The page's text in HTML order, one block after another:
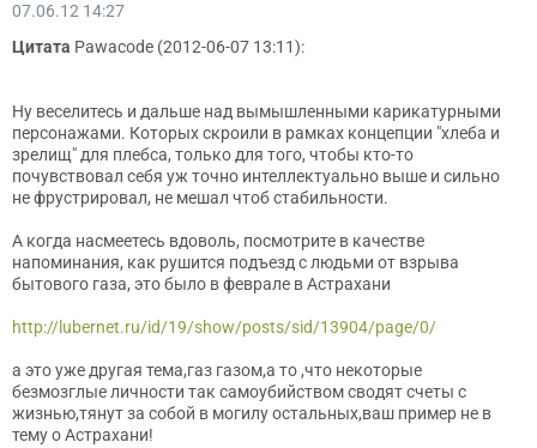
07.06.12 14:27
Цитата Pawacode (2012-06-07 13:11):
Ну веселитесь и дальше над вымышленными карикатурными
персонажами. Которых скроили в рамках концепции "хлеба и
зрелищ" для плебса, только для того, чтобы кто-то
почувствовал себя уж точно интеллектуально выше и сильно
не фрустрировал, не мешал чтоб стабильности.
А когда насмеетесь вдоволь, посмотрите в качестве
напоминания, как рушится подъезд с людьми от взрыва
бытового газа, это было в феврале в Астрахани
http://lubernet.ru/id/19/show/posts/sid/13904/page/0/
а это уже другая тема,газ газом,а то ,что некоторые
безмозглые личности так самоубийством сводят счеты с
жизнью,тянут за собой в могилу остальных,ваш пример не в
тему о Астрахани!